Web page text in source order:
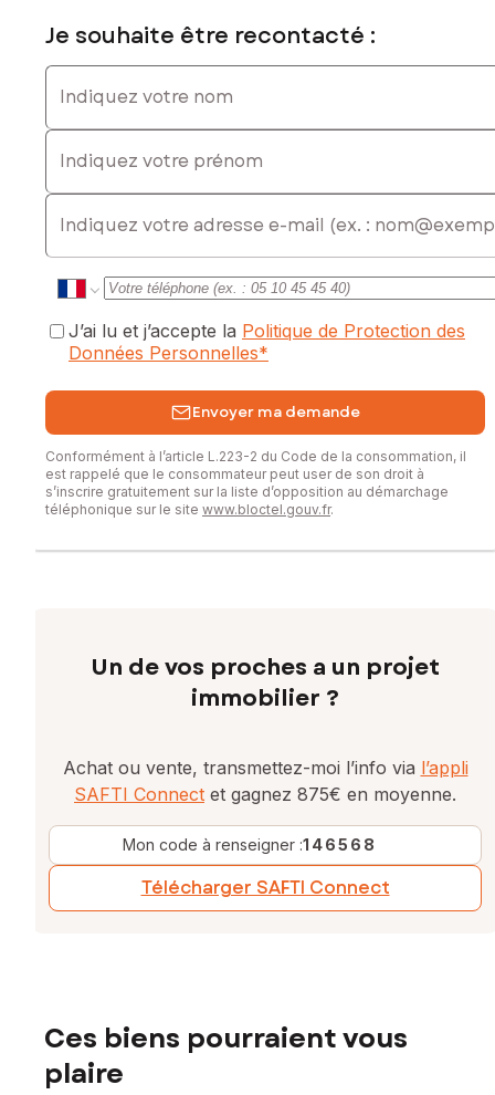
Je souhaite être recontacté :
Indiquez votre nom
Indiquez votre prénom
E-mail
J’ai lu et j’accepte la Politique de Protection des
Données Personnelles*
Envoyer ma demande
Conformément à l’article L.223-2 du Code de la consommation, il
est rappelé que le consommateur peut user de son droit à
s’inscrire gratuitement sur la liste d’opposition au démarchage
téléphonique sur le site www.bloctel.gouv.fr.
Un de vos proches a un projet
immobilier ?
Achat ou vente, transmettez-moi l’info via l’appli
SAFTI Connect et gagnez 875€ en moyenne.
Mon code à renseigner :146568
Télécharger SAFTI Connect
Ces biens pourraient vous
plaire